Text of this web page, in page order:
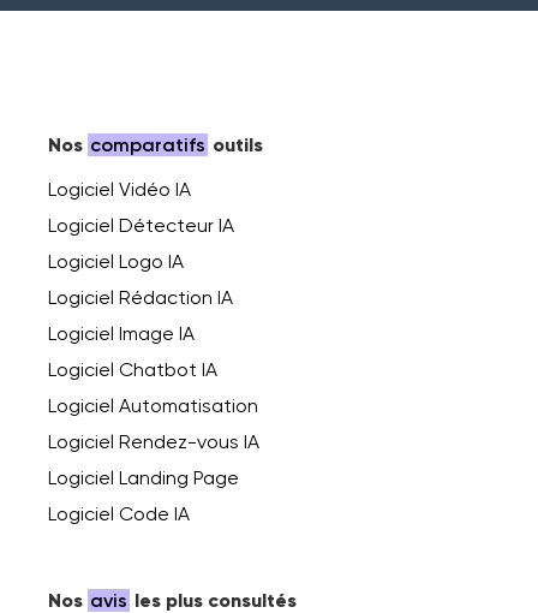
Nos comparatifs outils
Logiciel Vidéo IA
Logiciel Détecteur IA
Logiciel Logo IA
Logiciel Rédaction IA
Logiciel Image IA
Logiciel Chatbot IA
Logiciel Automatisation
Logiciel Rendez-vous IA
Logiciel Landing Page
Logiciel Code IA
Nos avis les plus consultés